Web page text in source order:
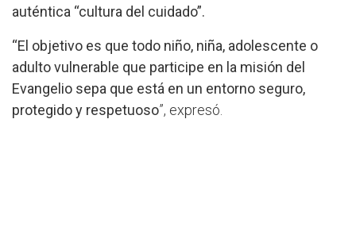
auténtica “cultura del cuidado”.
“El objetivo es que todo niño, niña, adolescente o
adulto vulnerable que participe en la misión del
Evangelio sepa que está en un entorno seguro,
protegido y respetuoso”, expresó.